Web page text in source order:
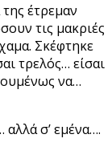
της έτρεμαν
τις μακριές
Σκέφτηκε
τρελός… είσαι
να…
σ’ εμένα….